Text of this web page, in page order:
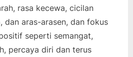
J150K
2017
rasa kecewa, cicilan
dan aras-arasen, dan fokus
seperti semangat,
percaya diri dan terus